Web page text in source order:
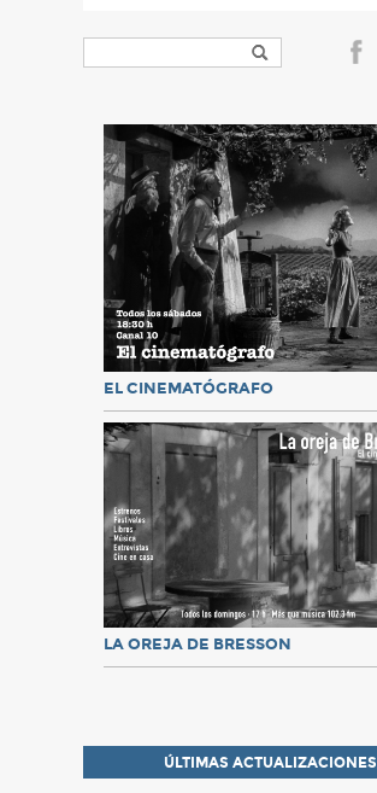
EL CINEMATÓGRAFO
LA OREJA DE BRESSON
ÚLTIMAS ACTUALIZACIONES